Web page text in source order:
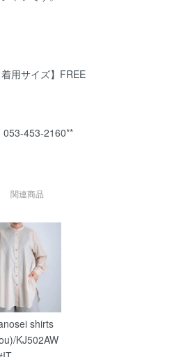
用サイズ】FREE
053-453-2160**
関連商品
shirts
KJ502AW